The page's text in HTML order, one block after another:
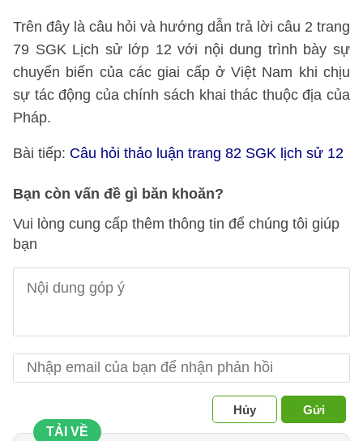
Trên đây là câu hỏi và hướng dẫn trả lời câu 2 trang
79 SGK Lịch sử lớp 12 với nội dung trình bày sự
chuyển biến của các giai cấp ở Việt Nam khi chịu
sự tác động của chính sách khai thác thuộc địa của
Pháp.
Bài tiếp: Câu hỏi thảo luận trang 82 SGK lịch sử 12
Bạn còn vấn đề gì băn khoăn?
Vui lòng cung cấp thêm thông tin để chúng tôi giúp
bạn
Hủy
Gửi
TẢI VỀ